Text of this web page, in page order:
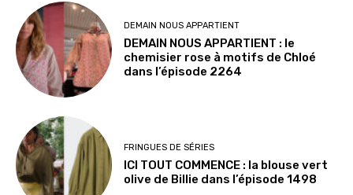
DEMAIN NOUS APPARTIENT
DEMAIN NOUS APPARTIENT : le
chemisier rose à motifs de Chloé
dans l’épisode 2264
FRINGUES DE SÉRIES
ICI TOUT COMMENCE : la blouse vert
olive de Billie dans l’épisode 1498